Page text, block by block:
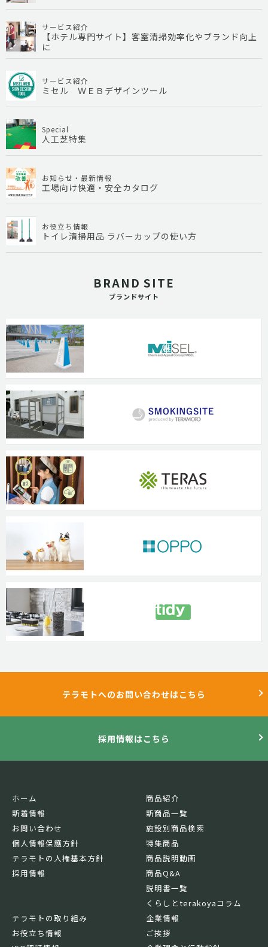
サービス紹介
【ホテル専門サイト】客室清掃効率化やブランド向上
に
サービス紹介
ミセル ＷＥＢデザインツール
Special
人工芝特集
お知らせ・最新情報
工場向け快適・安全カタログ
お役立ち情報
トイレ清掃用品 ラバーカップの使い方
BRAND SITE
ブランドサイト
テラモトへのお問い合わせはこちら
採用情報はこちら
ホーム
新着情報
お問い合わせ
個人情報保護方針
テラモトの人権基本方針
採用情報
商品紹介
新商品一覧
施設別商品検索
特集商品
商品説明動画
商品Q&A
説明書一覧
くらしとterakoyaコラム
テラモトの取り組み
お役立ち情報
企業情報
ご挨拶